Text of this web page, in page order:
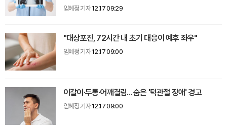
임혜정 기자12.17 09:29
"대상포진, 72시간 내 초기 대응이 예후 좌우"
임혜정 기자12.17 09:00
이갈이·두통·어깨결림... 숨은 '턱관절 장애' 경고
임혜정 기자12.17 09:00